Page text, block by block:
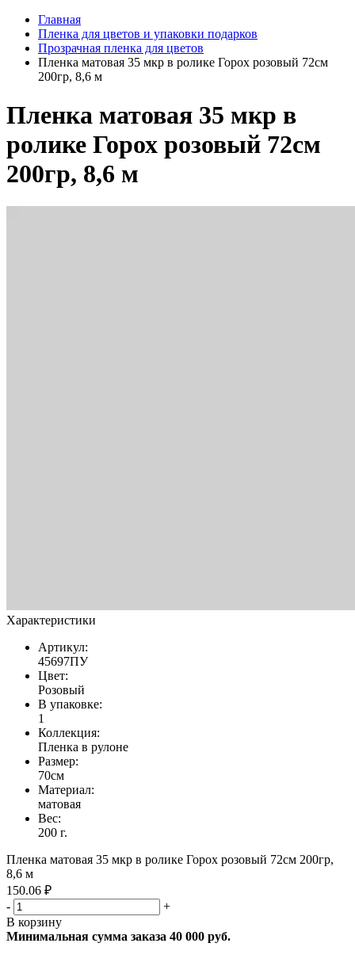
Главная
Пленка для цветов и упаковки подарков
Прозрачная пленка для цветов
Пленка матовая 35 мкр в ролике Горох розовый 72см
200гр, 8,6 м
Пленка матовая 35 мкр в
ролике Горох розовый 72см
200гр, 8,6 м
Характеристики
Артикул:
45697ПУ
Цвет:
Розовый
В упаковке:
1
Коллекция:
Пленка в рулоне
Размер:
70см
Материал:
матовая
Вес:
200 г.
Пленка матовая 35 мкр в ролике Горох розовый 72см 200гр,
8,6 м
150.06 ₽
-
+
В корзину
Минимальная сумма заказа 40 000 руб.